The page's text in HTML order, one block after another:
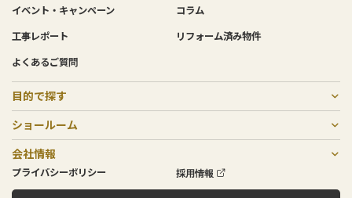
イベント・キャンペーン コラム
工事レポート リフォーム済み物件
よくあるご質問
目的で探す
戸建てリノベーション マンションリフォーム・リノベーション
二世帯リフォーム 増築リノベーション・リフォーム
リフォーム 非住宅リノベーション
中古物件購入×リノベーション 費用について
住宅売却
ショールーム
SOGOリノベスタジオ 庚午店・北店
会社情報
会社概要 スタッフ紹介
メンテナンスについて ローンプラン
プライバシーポリシー 採用情報